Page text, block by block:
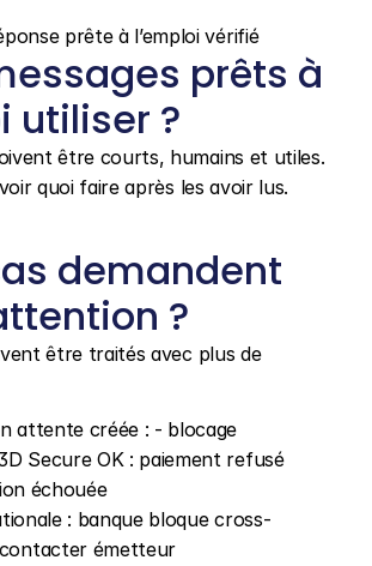
prête à l’emploi vérifié
prêts à
utiliser ?
être courts, humains et utiles.
quoi faire après les avoir lus.
demandent
?
être traités avec plus de
attente créée : - blocage
Secure OK : paiement refusé
échouée
: banque bloque cross-
émetteur